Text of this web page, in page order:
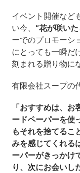
イベント開催など
い今、 “花が咲い
ーでのプロモーシ
にとっても一瞬だ
刻まれる贈り物に
有限会社スープの
「おすすめは、
ードペーパーを使
もそれを捨てるこ
みを感じてくれる
ーパーがきっかけ
り、次にお会いし